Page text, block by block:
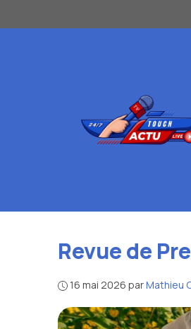
au
Revue de
16 mai 2026 parMathieu